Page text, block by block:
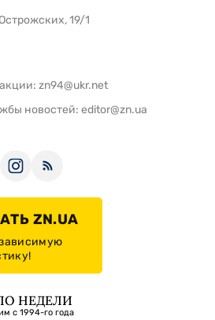
19/1
zn94@ukr.net
новостей: editor@zn.ua
ZN.UA
НЕДЕЛИ
с 1994-го года